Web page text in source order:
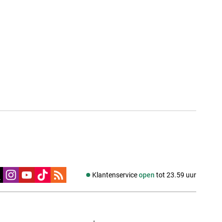
Klantenserviceopen tot 23.59 uur